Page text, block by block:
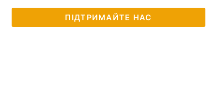
ПІДТРИМАЙТЕ НАС